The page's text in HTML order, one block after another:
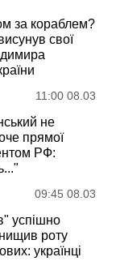
за кораблем?
свої
11:00 08.03
не
прямої
РФ:
09:45 08.03
успішно
роту
українці